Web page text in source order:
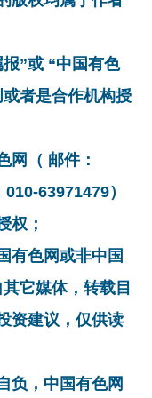
”或 “中国有色
者是合作机构授
网（ 邮件：
63971479）
权；
有色网或非中国
它媒体，转载目
资建议，仅供读
负，中国有色网